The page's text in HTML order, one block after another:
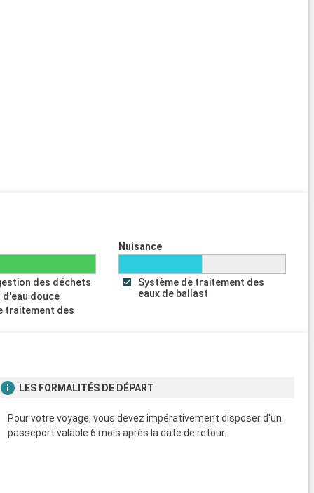
des déchets
douce
traitement des
Nuisance
Système de traitement des
eaux de ballast
LES FORMALITÉS DE DÉPART
Pour votre voyage, vous devez impérativement disposer d'un
passeport valable 6 mois après la date de retour.